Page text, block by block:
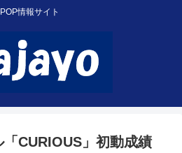
情報サイト
CURIOUS」初動成績